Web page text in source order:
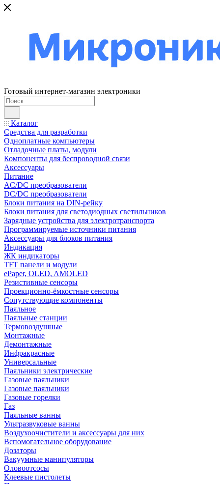
Готовый интернет-магазин электроники
Каталог
Средства для разработки
Одноплатные компьютеры
Отладочные платы, модули
Компоненты для беспроводной связи
Аксессуары
Питание
AC/DC преобразователи
DC/DC преобразователи
Блоки питания на DIN-рейку
Блоки питания для светодиодных светильников
Зарядные устройства для электротранспорта
Программируемые источники питания
Аксессуары для блоков питания
Индикация
ЖК индикаторы
TFT панели и модули
ePaper, OLED, AMOLED
Резистивные сенсоры
Проекционно-ёмкостные сенсоры
Сопутствующие компоненты
Паяльное
Паяльные станции
Термовоздушные
Монтажные
Демонтажные
Инфракрасные
Универсальные
Паяльники электрические
Газовые паяльники
Газовые паяльники
Газовые горелки
Газ
Паяльные ванны
Ультразвуковые ванны
Воздухоочистители и аксессуары для них
Вспомогательное оборудование
Дозаторы
Вакуумные манипуляторы
Оловоотсосы
Клеевые пистолеты